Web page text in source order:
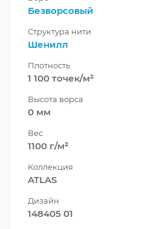
Безворсовый
Структура нити
Шенилл
Плотность
1 100 точек/м²
Высота ворса
0 мм
Вес
1100 г/м²
Коллекция
ATLAS
Дизайн
148405 01